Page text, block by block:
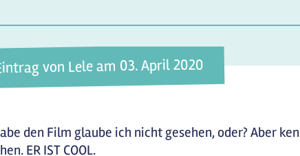
von Lele am 03. April 2020
den Film glaube ich nicht gesehen, oder? Aber
ER IST COOL.